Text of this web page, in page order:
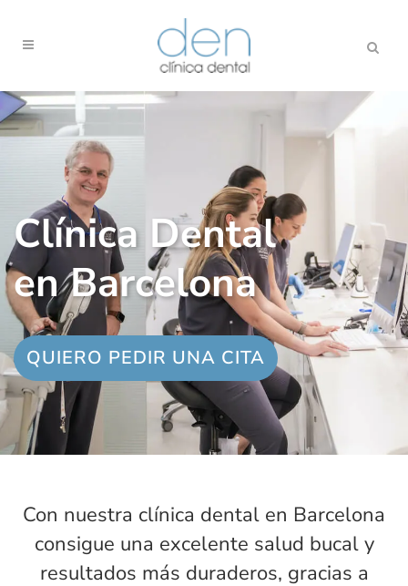
Clínica Dental
en Barcelona
QUIERO PEDIR UNA CITA
Con nuestra clínica dental en Barcelona
consigue una excelente salud bucal y
resultados más duraderos, gracias a